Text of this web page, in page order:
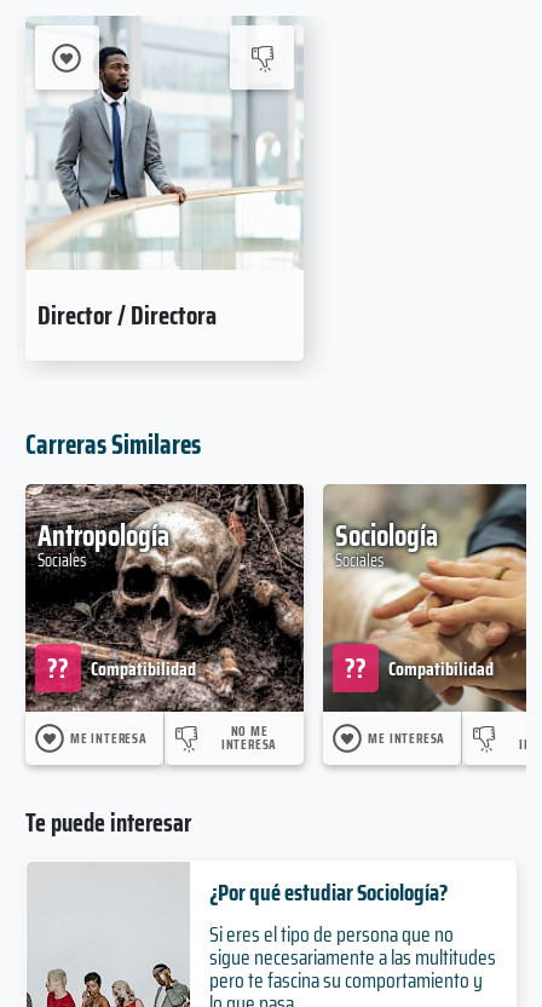
Director / Directora
Carreras Similares
Antropología
Sociales
Compatibilidad
??
ME INTERESA NO ME
INTERESA
Sociología
Sociales
Compatibilidad
??
ME INTERESA
Te puede interesar
¿Por qué estudiar Sociología?
Si eres el tipo de persona que no
sigue necesariamente a las multitudes
pero te fascina su comportamiento y